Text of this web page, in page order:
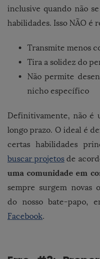
inclusive quando não
habilidades. Isso NÃO é
Transmite menos
Tira a solidez do
Não permite
nicho específico
Definitivamente, não é
longo prazo. O ideal é
certas habilidades
buscar projetos de
uma comunidade em
sempre surgem novas
do nosso bate-papo,
Facebook.